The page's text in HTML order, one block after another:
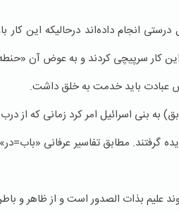
انجام داده‌اند درحالیکه این
این کار سرپیچی کردند و به عوض آن
عبادت باید خدمت به خلق داشت.
بنی اسرائیل امر کرد زمانی که از
گرفتند. مطابق تفاسیر عرفانی
علیم بذات الصدور است و از ظاهر و